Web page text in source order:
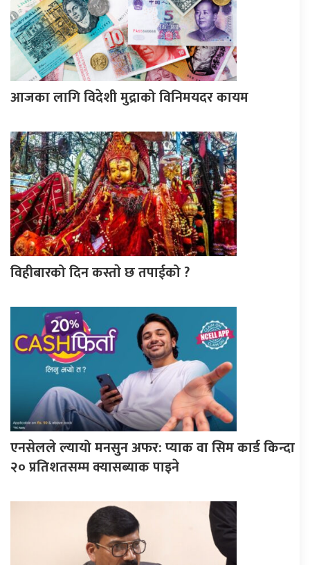
आजका लागि विदेशी मुद्राको विनिमयदर कायम
विहीबारको दिन कस्ताे छ तपाईको ?
एनसेलले ल्यायो मनसुन अफर: प्याक वा सिम कार्ड किन्दा
२० प्रतिशतसम्म क्यासब्याक पाइने